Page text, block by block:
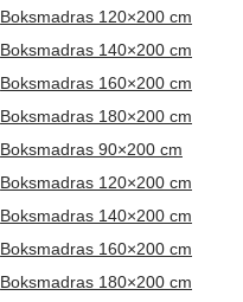
Boksmadras 120×200 cm
Boksmadras 140×200 cm
Boksmadras 160×200 cm
Boksmadras 180×200 cm
Boksmadras 90×200 cm
Boksmadras 120×200 cm
Boksmadras 140×200 cm
Boksmadras 160×200 cm
Boksmadras 180×200 cm